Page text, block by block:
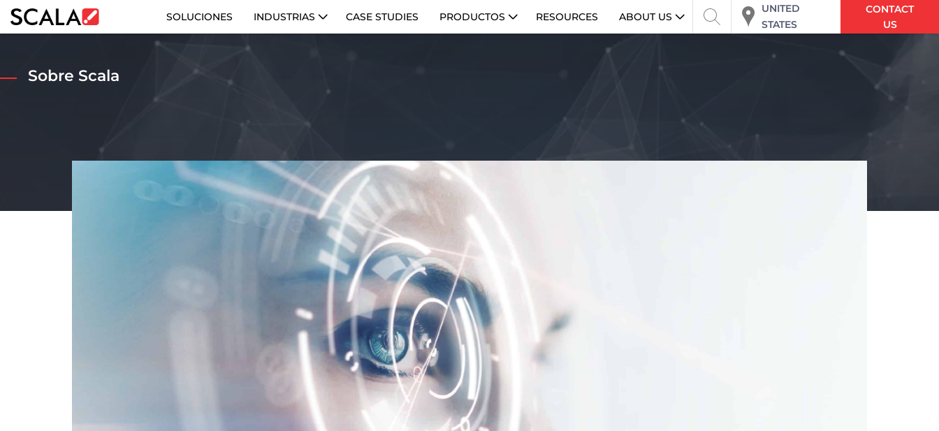
SOLUCIONES INDUSTRIAS CASE STUDIES PRODUCTOS RESOURCES ABOUT US
UNITED
STATES
CONTACT
US
PRODUCTOS
Sobre Scala